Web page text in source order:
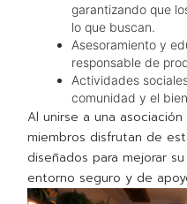
garantizando que
lo que buscan.
Asesoramiento y
responsable de
Actividades
comunidad y el
Al unirse a una
miembros disfrutan de
diseñados para mejorar
entorno seguro y de